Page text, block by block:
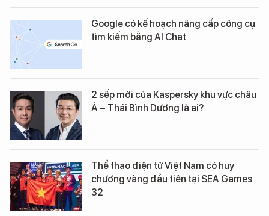
Google có kế hoạch nâng cấp công cụ
tìm kiếm bằng AI Chat
2 sếp mới của Kaspersky khu vực châu
Á – Thái Bình Dương là ai?
Thể thao điện tử Việt Nam có huy
chương vàng đầu tiên tại SEA Games
32